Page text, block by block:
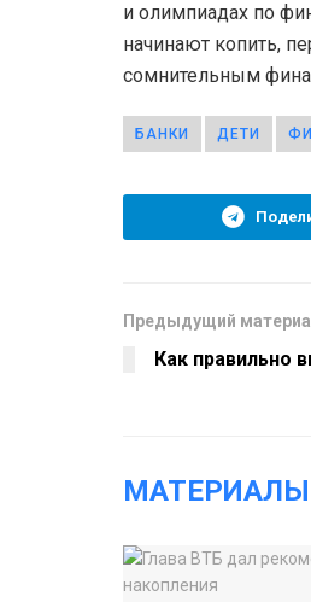
и олимпиадах по
начинают копить,
сомнительным
БАНКИ ДЕТИ
Предыдущий
Как правильно
МАТЕРИАЛЫ